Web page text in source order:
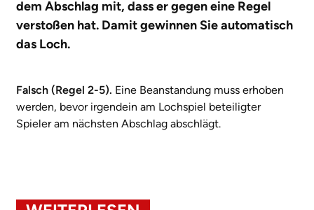
dem Abschlag mit, dass er gegen eine Regel
verstoßen hat. Damit gewinnen Sie automatisch
das Loch.
Falsch (Regel 2-5). Eine Beanstandung muss erhoben
werden, bevor irgendein am Lochspiel beteiligter
Spieler am nächsten Abschlag abschlägt.